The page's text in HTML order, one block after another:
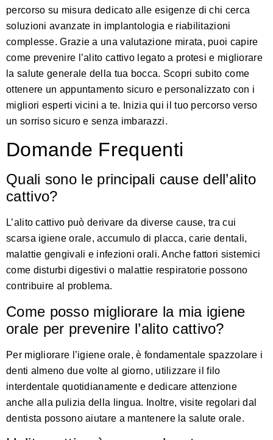
percorso su misura dedicato alle esigenze di chi cerca
soluzioni avanzate in implantologia e riabilitazioni
complesse. Grazie a una valutazione mirata, puoi capire
come prevenire l’alito cattivo legato a protesi e migliorare
la salute generale della tua bocca. Scopri subito come
ottenere un appuntamento sicuro e personalizzato con i
migliori esperti vicini a te.
Inizia qui il tuo percorso verso
un sorriso sicuro e senza imbarazzi.
Domande Frequenti
Quali sono le principali cause dell’alito
cattivo?
L’alito cattivo può derivare da diverse cause, tra cui
scarsa igiene orale, accumulo di placca, carie dentali,
malattie gengivali e infezioni orali. Anche fattori sistemici
come disturbi digestivi o malattie respiratorie possono
contribuire al problema.
Come posso migliorare la mia igiene
orale per prevenire l’alito cattivo?
Per migliorare l’igiene orale, è fondamentale spazzolare i
denti almeno due volte al giorno, utilizzare il filo
interdentale quotidianamente e dedicare attenzione
anche alla pulizia della lingua. Inoltre, visite regolari dal
dentista possono aiutare a mantenere la salute orale.